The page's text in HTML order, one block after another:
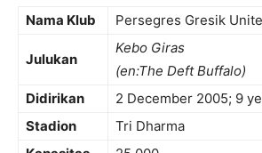
Nama Klub Persegres Gresik
Julukan
Kebo Giras
(en:The Deft Buffalo)
Didirikan
2 December 2005; 9
Stadion
Tri Dharma